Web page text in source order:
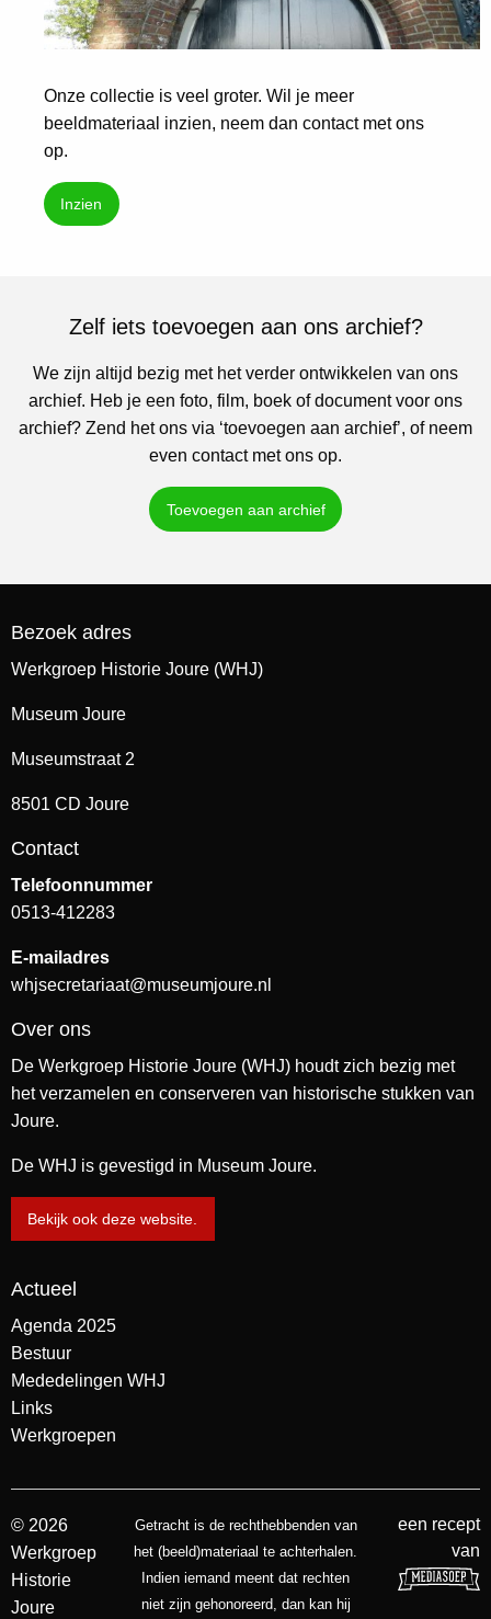
Onze collectie is veel groter. Wil je meer
beeldmateriaal inzien, neem dan contact met ons
op.
Inzien
Zelf iets toevoegen aan ons archief?
We zijn altijd bezig met het verder ontwikkelen van ons
archief. Heb je een foto, film, boek of document voor ons
archief? Zend het ons via ‘toevoegen aan archief’, of neem
even contact met ons op.
Toevoegen aan archief
Bezoek adres
Werkgroep Historie Joure (WHJ)
Museum Joure
Museumstraat 2
8501 CD Joure
Contact
Telefoonnummer
0513-412283
E-mailadres
whjsecretariaat@museumjoure.nl
Over ons
De Werkgroep Historie Joure (WHJ) houdt zich bezig met
het verzamelen en conserveren van historische stukken van
Joure.
De WHJ is gevestigd in Museum Joure.
Bekijk ook deze website.
Actueel
Agenda 2025
Bestuur
Mededelingen WHJ
Links
Werkgroepen
© 2026
Werkgroep
Historie
Joure
Getracht is de rechthebbenden van
het (beeld)materiaal te achterhalen.
Indien iemand meent dat rechten
niet zijn gehonoreerd, dan kan hij
een recept
van